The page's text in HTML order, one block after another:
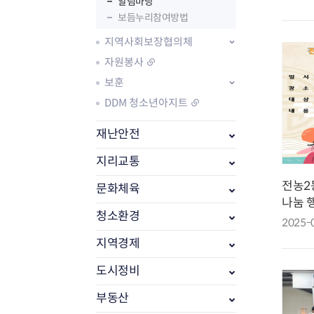
부동산소식
조상땅찾기
부동산중개업소현황
부동산중개업 알림판
부동산중개보수(중개수수료)
바뀐지번찾기
토지등급열기
개별공시지가
보듬누리참여방법
지역사회보장협의체
자원봉사
보훈
DDM 청소년아지트
재난안전
지리교통
문화체육
청소환경
지역경제
도시정비
부동산
전농2
나눔
2025-